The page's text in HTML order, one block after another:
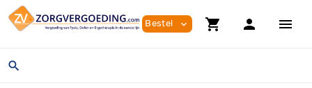
Bestel expand_more shopping_cart person menu
search